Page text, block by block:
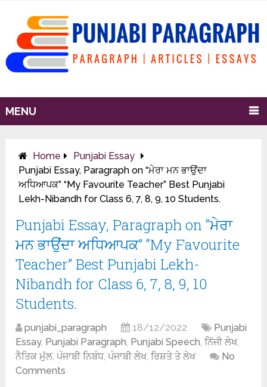
MENU
Home
Punjabi Essay
Punjabi Essay, Paragraph on “ਮੇਰਾ ਮਨ ਭਾਉਂਦਾ
ਅਧਿਆਪਕ” “My Favourite Teacher” Best Punjabi
Lekh-Nibandh for Class 6, 7, 8, 9, 10 Students.
Punjabi Essay, Paragraph on “ਮੇਰਾ
ਮਨ ਭਾਉਂਦਾ ਅਧਿਆਪਕ” “My Favourite
Teacher” Best Punjabi Lekh-
Nibandh for Class 6, 7, 8, 9, 10
Students.
punjabi_paragraph 18/12/2022
Punjabi
Essay, Punjabi Paragraph, Punjabi Speech,ਨਿੱਜੀ ਲੇਖ,
ਨੈਤਿਕ ਮੁੱਲ,ਪੰਜਾਬੀ ਨਿਬੰਧ,ਪੰਜਾਬੀ ਲੇਖ,ਰਿਸ਼ਤੇ ਤੇ ਲੇਖ
No
Comments